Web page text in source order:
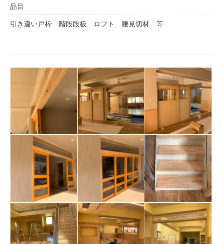
品目
引き違い戸枠 階段段板 ロフト 腰見切材 等